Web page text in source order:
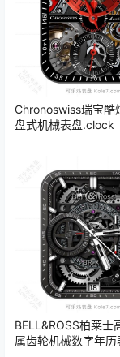
Chronoswiss瑞宝酷
盘式机械表盘.clock
BELL&ROSS柏莱士
属齿轮机械数字年